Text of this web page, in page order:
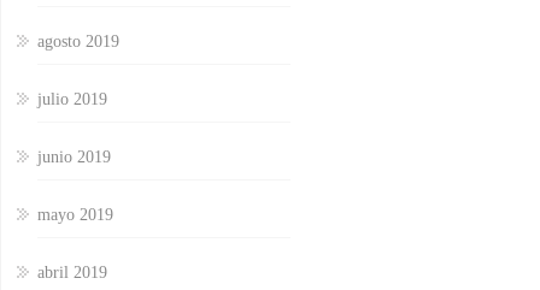
agosto 2019
julio 2019
junio 2019
mayo 2019
abril 2019